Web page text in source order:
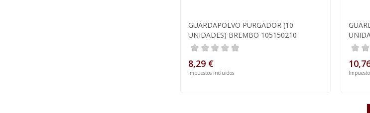
GUARDAPOLVO PURGADOR (10
UNIDADES) BREMBO 105150210
8,29 €
Impuestos incluidos